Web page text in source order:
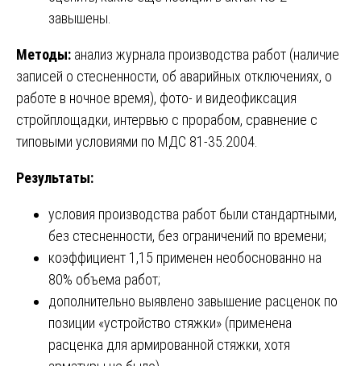
завышены.
Методы: анализ журнала производства работ (наличие
записей о стесненности, об аварийных отключениях, о
работе в ночное время), фото- и видеофиксация
стройплощадки, интервью с прорабом, сравнение с
типовыми условиями по МДС 81-35.2004.
Результаты:
условия производства работ были стандартными,
без стесненности, без ограничений по времени;
коэффициент 1,15 применен необоснованно на
80% объема работ;
дополнительно выявлено завышение расценок по
позиции «устройство стяжки» (применена
расценка для армированной стяжки, хотя